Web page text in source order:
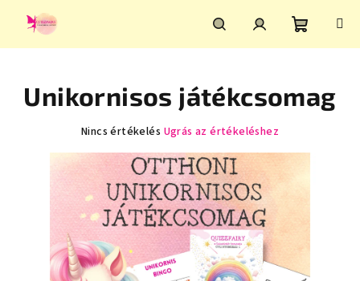
KeresésBejelentkezés
Kosár
Unikornisos játékcsomag
A
átlagos
értékelése
5-
ből
0,0
csillag.
Nincs értékelés Ugrás az értékeléshez